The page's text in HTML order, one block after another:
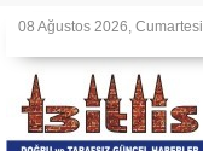
08 Ağustos 2026, Cumartesi